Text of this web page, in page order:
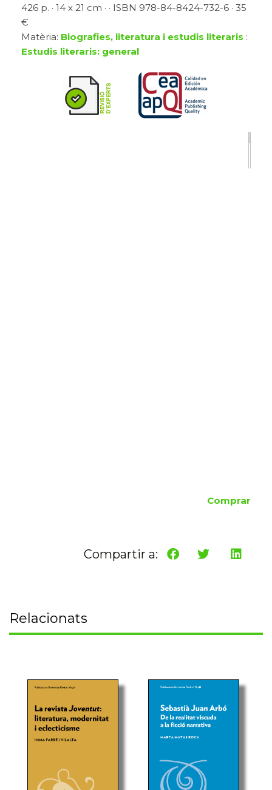
426 p. · 14 x 21 cm · · ISBN 978-84-8424-732-6 · 35
€
Matèria: Biografies, literatura i estudis literaris :
Estudis literaris: general
Comprar
Compartir a:
Relacionats